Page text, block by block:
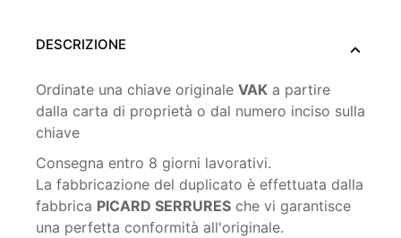
DESCRIZIONE
Ordinate una chiave originale VAK a partire
dalla carta di proprietà o dal numero inciso sulla
chiave
Consegna entro 8 giorni lavorativi.
La fabbricazione del duplicato è effettuata dalla
fabbrica PICARD SERRURES che vi garantisce
una perfetta conformità all'originale.